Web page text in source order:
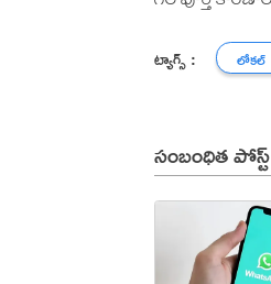
ట్యాగ్స్ : లోకల్
సంబంధిత పోస్ట్